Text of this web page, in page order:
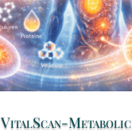
VitalScan-Metabolic